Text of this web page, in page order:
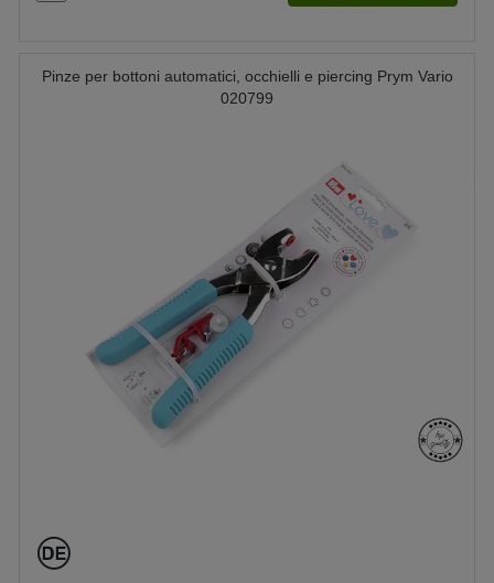
Pinze per bottoni automatici, occhielli e piercing Prym Vario
020799